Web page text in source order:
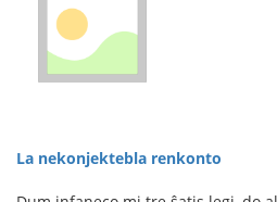
La nekonjektebla renkonto